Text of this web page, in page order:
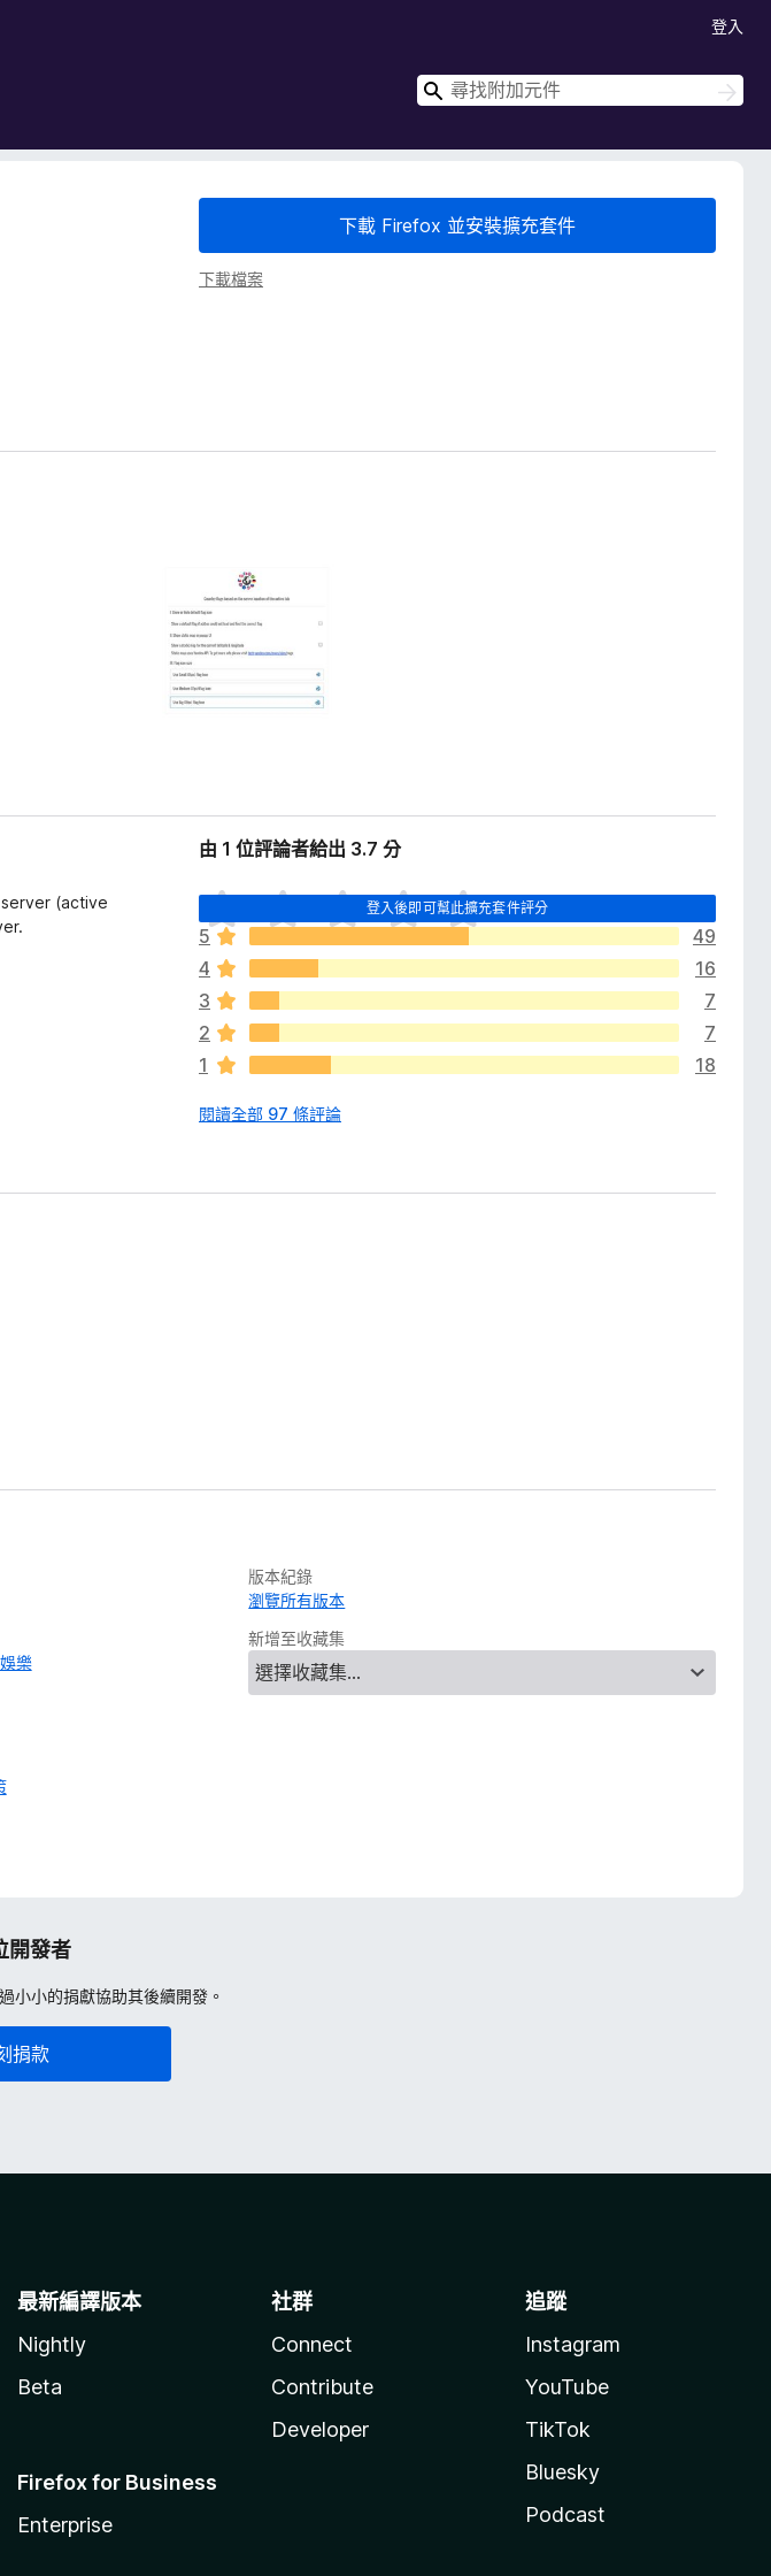
登入
搜
搜
尋
下載 Firefox 並安裝擴充套件
下載檔案
(active
由 1 位評論者給出 3.7 分
登入後即可幫此擴充套件評分
目
前
沒
有
評
分
5
49
4
16
3
7
2
7
1
18
閱讀全部 97 條評論
樂
版本紀錄
瀏覽所有版本
新增至收藏集
開發者
小小的捐獻協助其後續開發。
捐款
最新編譯版本
Nightly
Beta
Firefox for Business
Enterprise
社群
Connect
Contribute
Developer
追蹤
Instagram
YouTube
TikTok
Bluesky
Podcast